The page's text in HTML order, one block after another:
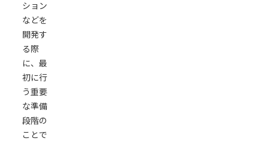
ション
などを
開発す
る際
に、最
初に行
う重要
な準備
段階の
ことで